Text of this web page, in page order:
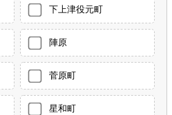
下上津役元町
陣原
菅原町
星和町